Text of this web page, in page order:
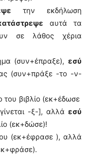
την εκδήλωση
αυτά τα
σε λάθος χέρια
(συν+έπραξε),εσύ
(συν+πράξε -το -ν-
του βιβλίο (εκ+έδωσε
-ξ-], αλλά εσύ
(εκ+δώσε)!
(εκ+έφρασε ), αλλά